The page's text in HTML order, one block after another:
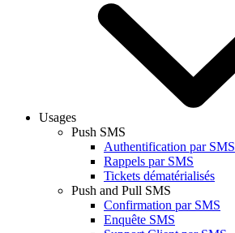
Usages
Push SMS
Authentification par SMS
Rappels par SMS
Tickets dématérialisés
Push and Pull SMS
Confirmation par SMS
Enquête SMS